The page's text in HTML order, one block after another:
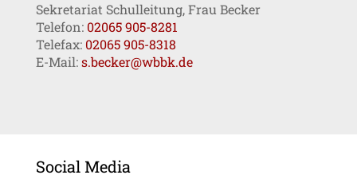
Sekretariat Schulleitung, Frau Becker
Telefon: 02065 905-8281
Telefax: 02065 905-8318
E-Mail:s.becker@wbbk.de
Social Media